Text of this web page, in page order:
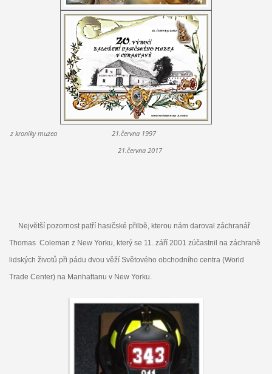
z kroniky muzea 21.června 1997
21.června 2017
Největší pozornost patří hasičské přilbě, kterou nám daroval záchranář
Thomas Coleman z New Yorku, který se 11. září 2001 zúčastnil na záchraně
lidských životů při pádu dvou věží Světového obchodního centra (World
Trade Center) na Manhattanu v New Yorku.